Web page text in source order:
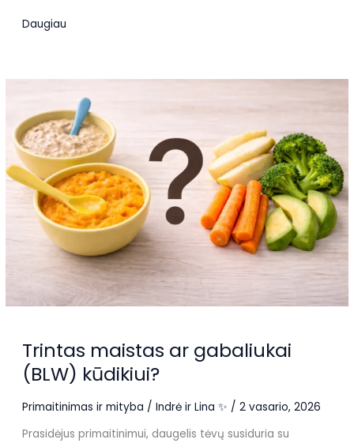
Kaip
buteliukus?
Daugiau
Trintas maistas ar gabaliukai
(BLW) kūdikiui?
Primaitinimas ir mityba / Indrė ir Lina ✨ / 2 vasario, 2026
Prasidėjus primaitinimui, daugelis tėvų susiduria su